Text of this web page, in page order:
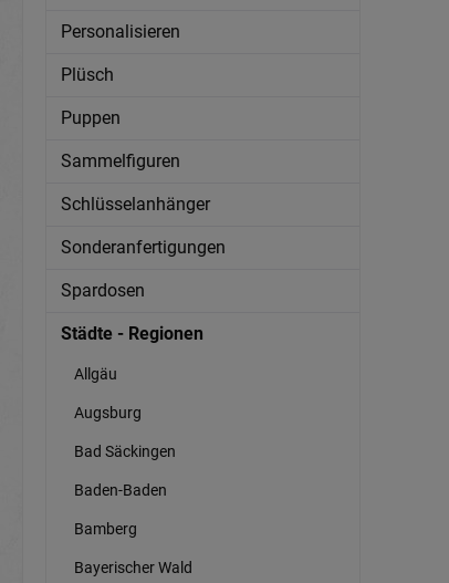
Personalisieren
Plüsch
Puppen
Sammelfiguren
Schlüsselanhänger
Sonderanfertigungen
Spardosen
Städte - Regionen
Allgäu
Augsburg
Bad Säckingen
Baden-Baden
Bamberg
Bayerischer Wald